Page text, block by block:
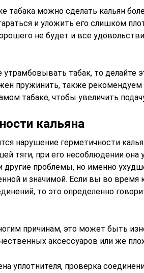
табака можно сделать кальян
и уложить его слишком
не будет и все
табак, то делайте
пружинить, также рекомендуем
табаке, чтобы увеличить
кальяна
нарушение герметичности
тяги, при его несоблюдении она
другие проблемы, но именно
и значимой. Если вы во время
то это определенно
причинам, это может быть
аксессуаров или же
уплотнителя, проверка